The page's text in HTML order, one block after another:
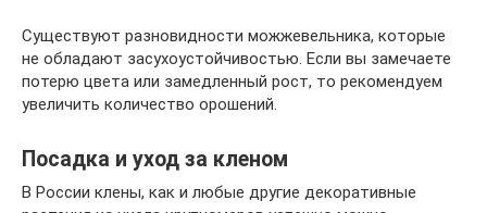
Существуют разновидности можжевельника, которые
не обладают засухоустойчивостью. Если вы замечаете
потерю цвета или замедленный рост, то рекомендуем
увеличить количество орошений.
Посадка и уход за кленом
В России клены, как и любые другие декоративные